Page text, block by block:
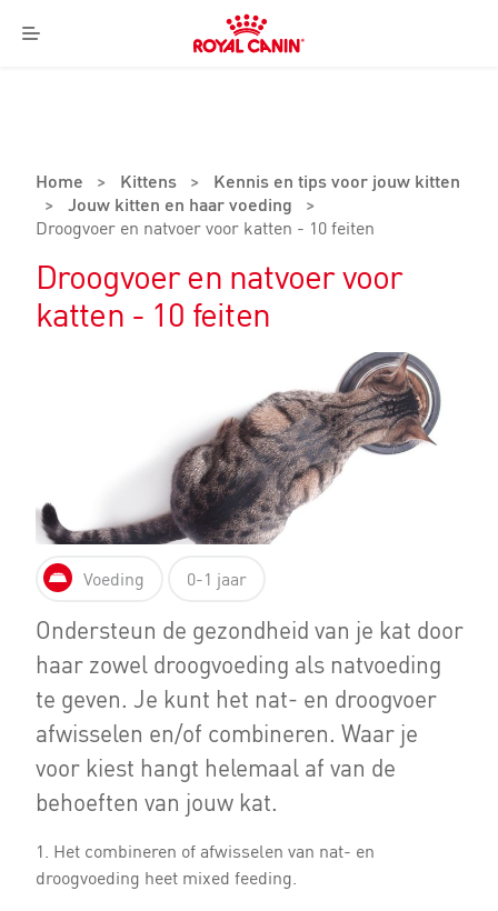
Menu
Royal
Canin
Home > Kittens >
Kennis en tips voor jouw kitten
> Jouw kitten en haar voeding
>
Droogvoer en natvoer voor katten - 10 feiten
Droogvoer en natvoer voor
katten - 10 feiten
Voeding 0-1 jaar
Ondersteun de gezondheid van je kat door
haar zowel droogvoeding als natvoeding
te geven. Je kunt het nat- en droogvoer
afwisselen en/of combineren. Waar je
voor kiest hangt helemaal af van de
behoeften van jouw kat.
1. Het combineren of afwisselen van nat- en
droogvoeding heet mixed feeding.